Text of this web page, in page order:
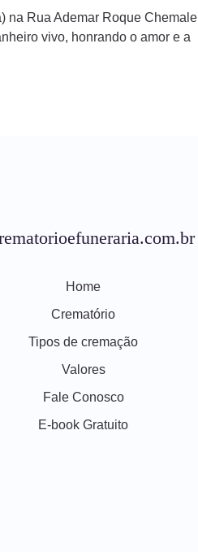
na Rua Ademar Roque Chemale
vivo, honrando o amor e a
Home
Crematório
Tipos de cremação
Valores
Fale Conosco
E-book Gratuito